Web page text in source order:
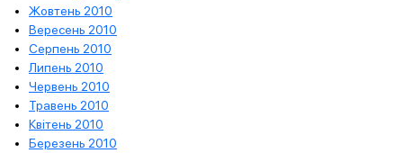
Жовтень 2010
Вересень 2010
Серпень 2010
Липень 2010
Червень 2010
Травень 2010
Квітень 2010
Березень 2010